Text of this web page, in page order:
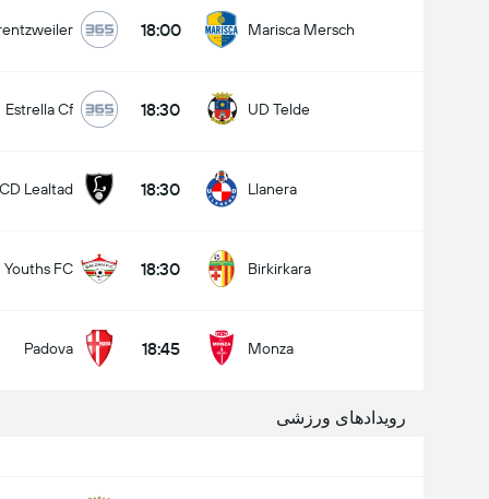
Marisca Mersch
18:00
UD Telde
18:30
Estrella Cf
Llanera
18:30
CD Lealtad
Birkirkara
18:30
Youths FC
Monza
18:45
Padova
رویدادهای ورزشی